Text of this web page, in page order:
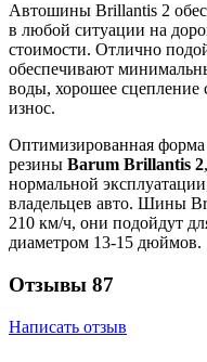
Автошины Brillantis 2
в любой ситуации на
стоимости. Отлично
обеспечивают
воды, хорошее
износ.
Оптимизированная форма
резины Barum Brillantis 2
нормальной
владельцев авто. Шины
210 км/ч, они подойдут
диаметром 13-15 дюймов.
Отзывы 87
Написать отзыв